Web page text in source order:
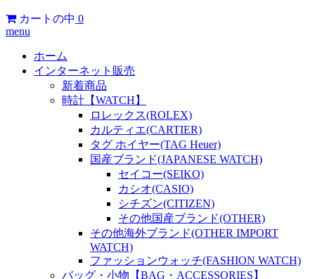
カートの中 0
menu
ホーム
インターネット販売
新着商品
時計【WATCH】
ロレックス(ROLEX)
カルティエ(CARTIER)
タグ ホイヤー(TAG Heuer)
国産ブランド(JAPANESE WATCH)
セイコー(SEIKO)
カシオ(CASIO)
シチズン(CITIZEN)
その他国産ブランド(OTHER)
その他海外ブランド(OTHER IMPORT
WATCH)
ファッションウォッチ(FASHION WATCH)
バッグ・小物【BAG・ACCESSORIES】